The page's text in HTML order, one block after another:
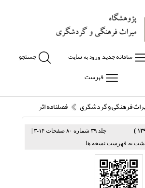
سامانه جدید ورود به سایت
جستجو
فهرست
فرهنگی و گردشگری فصلنامه اثر
جلد ۳۹ شماره ۸۰ صفحات ۱۴-۳
به فهرست نسخه ها